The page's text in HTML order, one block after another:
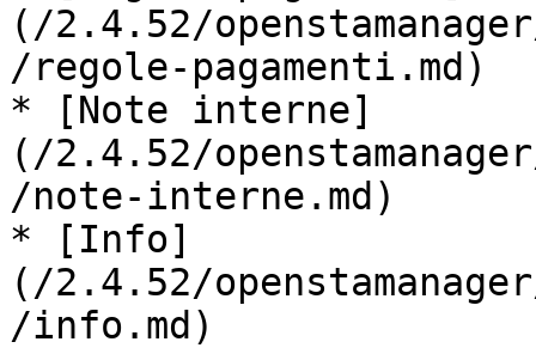
(/2.4.52/
/regole-pagamenti.md)
* [Note interne]
(/2.4.52/
/note-interne.md)
* [Info]
(/2.4.52/
/info.md)